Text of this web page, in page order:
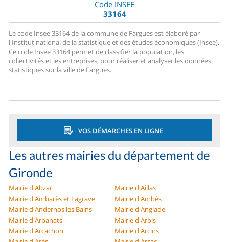
Code INSEE
33164
Le code Insee 33164 de la commune de Fargues est élaboré par
l'Institut national de la statistique et des études économiques (Insee).
Ce code Insee 33164 permet de classifier la population, les
collectivités et les entreprises, pour réaliser et analyser les données
statistiques sur la ville de Fargues.
VOS DÉMARCHES EN LIGNE
Les autres mairies du département de
Gironde
Mairie d'Abzac
Mairie d'Aillas
Mairie d'Ambarès et Lagrave
Mairie d'Ambès
Mairie d'Andernos les Bains
Mairie d'Anglade
Mairie d'Arbanats
Mairie d'Arbis
Mairie d'Arcachon
Mairie d'Arcins